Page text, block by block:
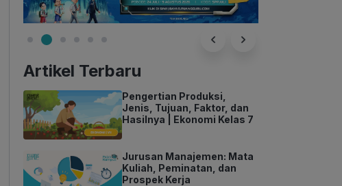
Artikel Terbaru
Pengertian Produksi,
Jenis, Tujuan, Faktor, dan
Hasilnya | Ekonomi Kelas 7
Jurusan Manajemen: Mata
Kuliah, Peminatan, dan
Prospek Kerja